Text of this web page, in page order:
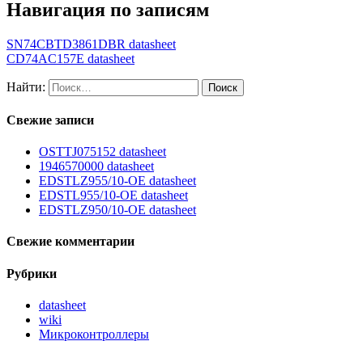
Навигация по записям
SN74CBTD3861DBR datasheet
CD74AC157E datasheet
Найти:
Свежие записи
OSTTJ075152 datasheet
1946570000 datasheet
EDSTLZ955/10-OE datasheet
EDSTL955/10-OE datasheet
EDSTLZ950/10-OE datasheet
Свежие комментарии
Рубрики
datasheet
wiki
Микроконтроллеры